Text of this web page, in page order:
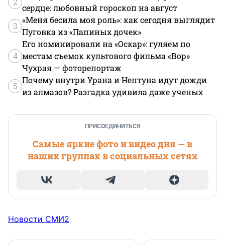
сердце: любовный гороскоп на август
3
«Меня бесила моя роль»: как сегодня выглядит
Пуговка из «Папиных дочек»
4
Его номинировали на «Оскар»: гуляем по
местам съемок культового фильма «Вор»
Чухрая — фоторепортаж
5
Почему внутри Урана и Нептуна идут дожди
из алмазов? Разгадка удивила даже ученых
ПРИСОЕДИНИТЬСЯ
Самые яркие фото и видео дня — в
наших группах в социальных сетях
Новости СМИ2